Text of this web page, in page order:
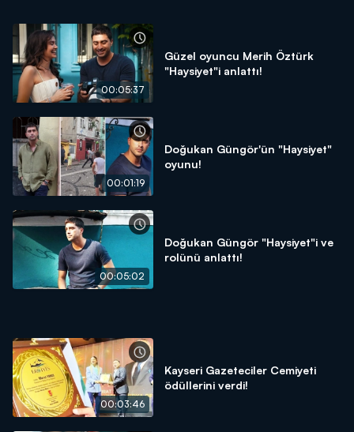
00:05:37
Güzel oyuncu Merih Öztürk
"Haysiyet"i anlattı!
00:01:19
Doğukan Güngör'ün "Haysiyet"
oyunu!
00:05:02
Doğukan Güngör "Haysiyet"i ve
rolünü anlattı!
00:03:46
Kayseri Gazeteciler Cemiyeti
ödüllerini verdi!